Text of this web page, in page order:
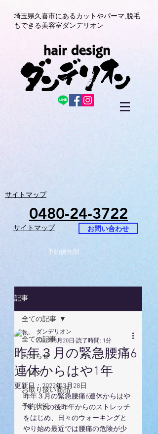
埼玉県久喜市にあるカットやパーマ, 脱毛
もできる美容室ダンデリオン
サイトマップ
0480-24-3722
サイトマップ お問い合わせ
予約優先制
記事
全ての記事
お知らせ
ブログ
お取り扱い商品
予約状況
全ての記事
昨年３月の緊急腰痛6
連休からはや1年
ダンデリオン
2022年3月20日 読了時間: 1分
更新日：2022年3月28日
昨年３月の緊急腰痛6連休からはや
1年、その後昨年からのストレッチ
をはじめ、日々のウォーキングと
やり始め最近では腰痛の危険が少